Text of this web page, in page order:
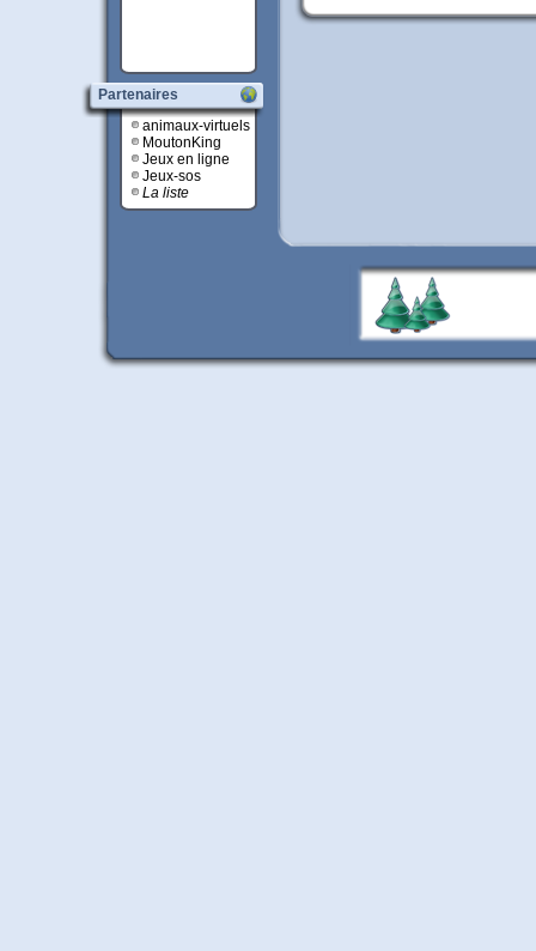
Partenaires
animaux-virtuels
MoutonKing
Jeux en ligne
Jeux-sos
La liste